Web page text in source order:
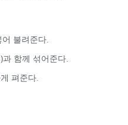
불려준다.
함께 섞어준다.
펴준다.